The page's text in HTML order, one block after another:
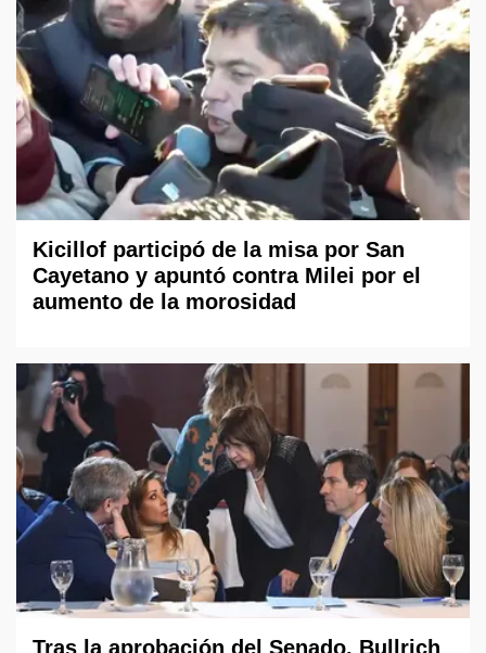
Kicillof participó de la misa por San
Cayetano y apuntó contra Milei por el
aumento de la morosidad
Tras la aprobación del Senado, Bullrich